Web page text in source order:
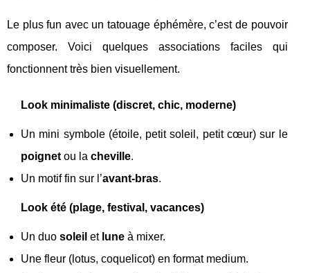
Le plus fun avec un tatouage éphémère, c’est de pouvoir
composer. Voici quelques associations faciles qui
fonctionnent très bien visuellement.
Look minimaliste (discret, chic, moderne)
Un mini symbole (étoile, petit soleil, petit cœur) sur le
poignet ou la cheville.
Un motif fin sur l’avant-bras.
Look été (plage, festival, vacances)
Un duo soleil et lune à mixer.
Une fleur (lotus, coquelicot) en format medium.